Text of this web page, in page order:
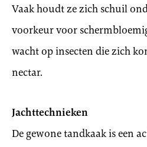
Vaak houdt ze zich schuil
voorkeur voor
wacht op insecten die zich
nectar.
Jachttechnieken
De gewone tandkaak is een